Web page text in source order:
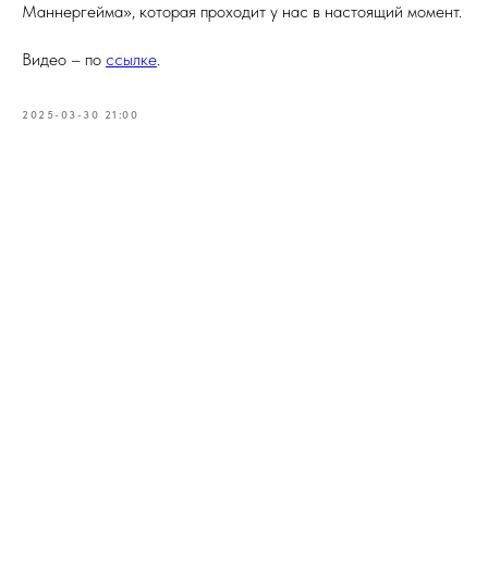
Маннергейма», которая проходит у нас в настоящий момент.
Видео – по ссылке.
2025-03-30 21:00